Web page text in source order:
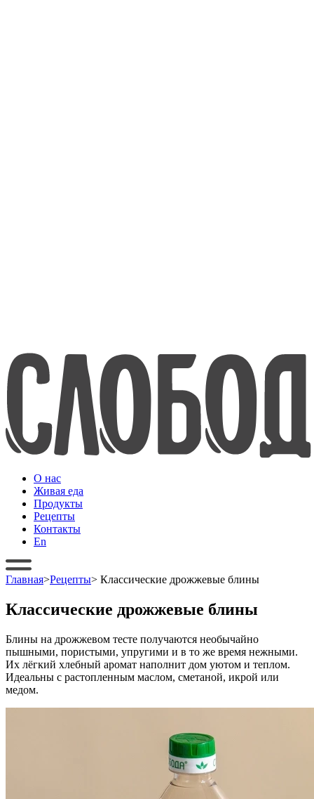
О нас
Живая еда
Продукты
Рецепты
Контакты
En
Главная>Рецепты> Классические дрожжевые блины
Классические дрожжевые блины
Блины на дрожжевом тесте получаются необычайно
пышными, пористыми, упругими и в то же время нежными.
Их лёгкий хлебный аромат наполнит дом уютом и теплом.
Идеальны с растопленным маслом, сметаной, икрой или
медом.